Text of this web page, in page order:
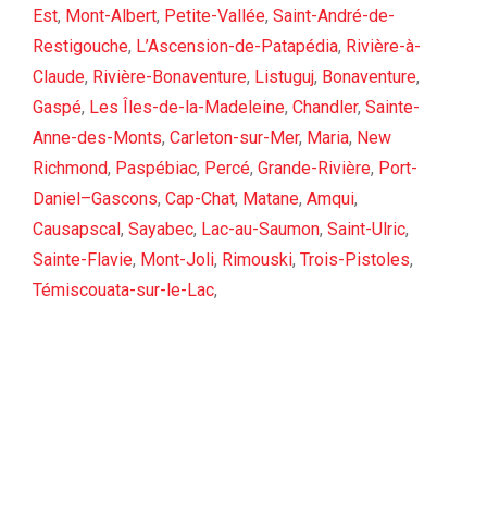
Est, Mont-Albert, Petite-Vallée, Saint-André-de-
Restigouche, L’Ascension-de-Patapédia, Rivière-à-
Claude, Rivière-Bonaventure, Listuguj, Bonaventure,
Gaspé, Les Îles-de-la-Madeleine, Chandler, Sainte-
Anne-des-Monts, Carleton-sur-Mer, Maria, New
Richmond, Paspébiac, Percé, Grande-Rivière, Port-
Daniel–Gascons, Cap-Chat, Matane, Amqui,
Causapscal , Sayabec, Lac-au-Saumon, Saint-Ulric,
Sainte-Flavie, Mont-Joli, Rimouski, Trois-Pistoles,
Témiscouata-sur-le-Lac,